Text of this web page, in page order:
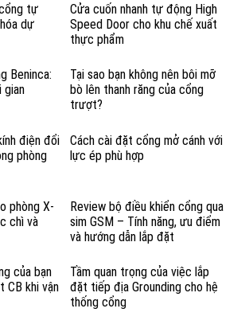
tự
dự
Cửa cuốn nhanh tự động High
Speed Door cho khu chế xuất
thực phẩm
Beninca:
gian
Tại sao bạn không nên bôi mỡ
bò lên thanh răng của cổng
trượt?
điện đổi
phòng
Cách cài đặt cổng mở cánh với
lực ép phù hợp
phòng X-
chì và
Review bộ điều khiển cổng qua
sim GSM – Tính năng, ưu điểm
và hướng dẫn lắp đặt
của bạn
CB khi vận
Tầm quan trọng của việc lắp
đặt tiếp địa Grounding cho hệ
thống cổng